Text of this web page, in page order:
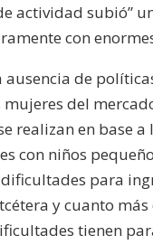
actividad subió”
con
de
del
realizan en base
con niños
para
y cuanto
tienen